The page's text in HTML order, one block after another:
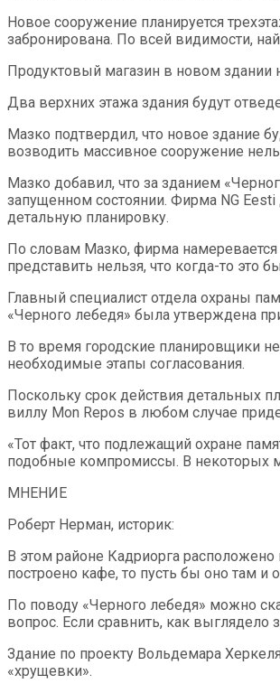
Новое сооружение планируется
забронирована. По всей видимости,
Продуктовый магазин в новом здании
Два верхних этажа здания будут
Мазко подтвердил, что новое здание
возводить массивное сооружение
Мазко добавил, что за зданием
запущенном состоянии. Фирма NG Eesti
детальную планировку.
По словам Мазко, фирма намеревается
представить нельзя, что когда-то это
Главный специалист отдела охраны
«Черного лебедя» была утверждена
В то время городские планировщики
необходимые этапы согласования.
Поскольку срок действия детальных
виллу Mon Re­pos в любом случае
«Тот факт, что подлежащий охране
подобные компромиссы. В некоторых
МНЕНИЕ
Роберт Нерман, историк:
В этом районе Кадриорга
построено кафе, то пусть бы оно там и
По поводу «Черного лебедя» можно
вопрос. Если сравнить, как выглядело
Здание по проекту Вольдемара
«хрущевки».